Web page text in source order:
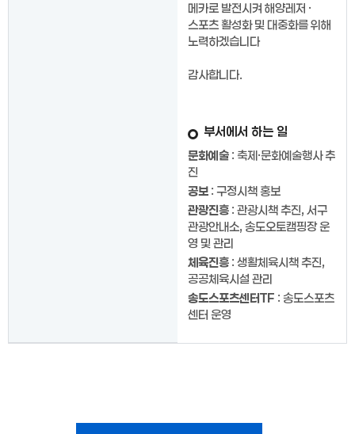
메카로 발전시켜 해양레저 ·
스포츠 활성화 및 대중화를 위해
노력하겠습니다
감사합니다.
부서에서 하는 일
문화예술: 축제·문화예술행사 추
진
공보: 구정시책 홍보
관광진흥: 관광시책 추진, 서구
관광안내소, 송도오토캠핑장 운
영 및 관리
체육진흥: 생활체육시책 추진,
공공체육시설 관리
송도스포츠센터TF : 송도스포츠
센터 운영